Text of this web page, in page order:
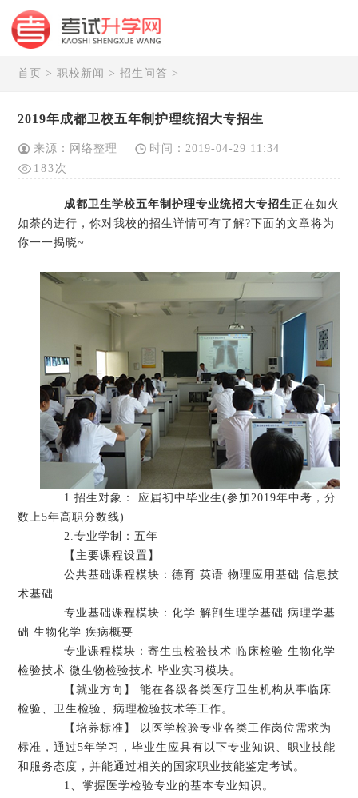
首页 >职校新闻 >招生问答 >
2019年成都卫校五年制护理统招大专招生
来源：网络整理
时间：2019-04-29 11:34
183次
成都卫生学校五年制护理专业统招大专招生正在如火
如荼的进行，你对我校的招生详情可有了解?下面的文章将为
你一一揭晓~
1.招生对象： 应届初中毕业生(参加2019年中考，分
数上5年高职分数线)
2.专业学制：五年
【主要课程设置】
公共基础课程模块：德育 英语 物理应用基础 信息技
术基础
专业基础课程模块：化学 解剖生理学基础 病理学基
础 生物化学 疾病概要
专业课程模块：寄生虫检验技术 临床检验 生物化学
检验技术 微生物检验技术 毕业实习模块。
【就业方向】 能在各级各类医疗卫生机构从事临床
检验、卫生检验、病理检验技术等工作。
【培养标准】 以医学检验专业各类工作岗位需求为
标准，通过5年学习，毕业生应具有以下专业知识、职业技能
和服务态度，并能通过相关的国家职业技能鉴定考试。
1、掌握医学检验专业的基本专业知识。